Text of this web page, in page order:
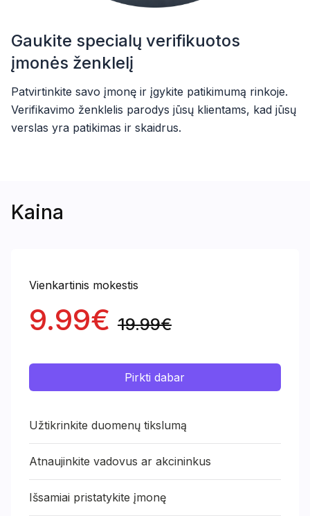
Gaukite specialų verifikuotos
įmonės ženklelį
Patvirtinkite savo įmonę ir įgykite patikimumą rinkoje.
Verifikavimo ženklelis parodys jūsų klientams, kad jūsų
verslas yra patikimas ir skaidrus.
Kaina
Vienkartinis mokestis
9.99€ 19.99€
Pirkti dabar
Užtikrinkite duomenų tikslumą
Atnaujinkite vadovus ar akcininkus
Išsamiai pristatykite įmonę